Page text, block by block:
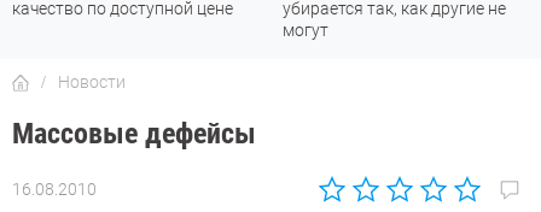
качество по доступной цене
убирается так, как другие не
могут
Новости
Массовые дефейсы
16.08.2010
Автор: